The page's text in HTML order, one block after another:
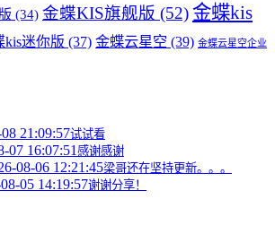
(34) 金蝶KIS旗舰版 (52) 金蝶kis
kis迷你版 (37) 金蝶云星空 (39) 金蝶云星空企业
21:09:57试试看
07 16:07:51 感谢感谢
08-06 12:21:45梁哥还在坚持更新。。。
05 14:19:57谢谢分享！